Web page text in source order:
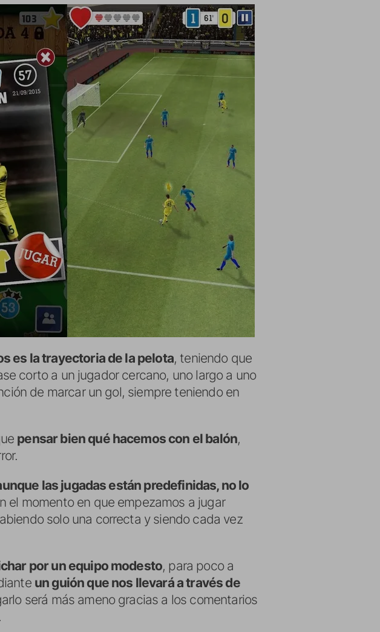
es la trayectoria de la pelota, teniendo que
corto a un jugador cercano, uno largo a uno
de marcar un gol, siempre teniendo en
pensar bien qué hacemos con el balón,
las jugadas están predefinidas, no lo
el momento en que empezamos a jugar
solo una correcta y siendo cada vez
por un equipo modesto, para poco a
un guión que nos llevará a través de
será más ameno gracias a los comentarios